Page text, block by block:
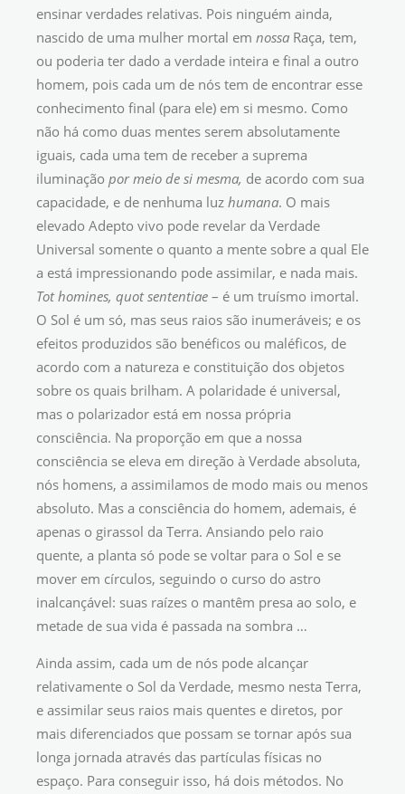
ensinar verdades relativas. Pois ninguém ainda,
nascido de uma mulher mortal em nossa Raça, tem,
ou poderia ter dado a verdade inteira e final a outro
homem, pois cada um de nós tem de encontrar esse
conhecimento final (para ele) em si mesmo. Como
não há como duas mentes serem absolutamente
iguais, cada uma tem de receber a suprema
iluminação por meio de si mesma, de acordo com sua
capacidade, e de nenhuma luz humana. O mais
elevado Adepto vivo pode revelar da Verdade
Universal somente o quanto a mente sobre a qual Ele
a está impressionando pode assimilar, e nada mais.
Tot homines, quot sententiae – é um truísmo imortal.
O Sol é um só, mas seus raios são inumeráveis; e os
efeitos produzidos são benéficos ou maléficos, de
acordo com a natureza e constituição dos objetos
sobre os quais brilham. A polaridade é universal,
mas o polarizador está em nossa própria
consciência. Na proporção em que a nossa
consciência se eleva em direção à Verdade absoluta,
nós homens, a assimilamos de modo mais ou menos
absoluto. Mas a consciência do homem, ademais, é
apenas o girassol da Terra. Ansiando pelo raio
quente, a planta só pode se voltar para o Sol e se
mover em círculos, seguindo o curso do astro
inalcançável: suas raízes o mantêm presa ao solo, e
metade de sua vida é passada na sombra …
Ainda assim, cada um de nós pode alcançar
relativamente o Sol da Verdade, mesmo nesta Terra,
e assimilar seus raios mais quentes e diretos, por
mais diferenciados que possam se tornar após sua
longa jornada através das partículas físicas no
espaço. Para conseguir isso, há dois métodos. No